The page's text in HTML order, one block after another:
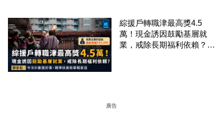
綜援戶轉職津最高獎4.5
萬！現金誘因鼓勵基層就
業，戒除長期福利依賴？鄧
廣告